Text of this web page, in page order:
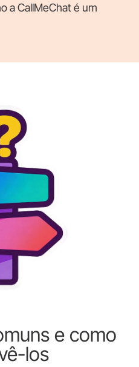
a CallMeChat é um
e como
los